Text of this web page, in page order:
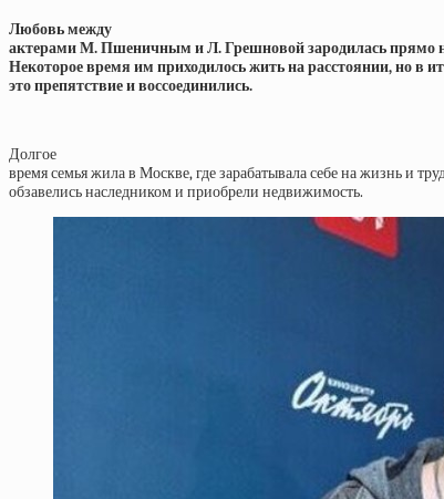
Любовь между
актерами М. Пшеничным и Л. Грешновой зародилась прямо
Некоторое время им приходилось жить на расстоянии, но в
это препятствие и воссоединились.
Долгое
время семья жила в Москве, где зарабатывала себе на жизнь и
обзавелись наследником и приобрели недвижимость.